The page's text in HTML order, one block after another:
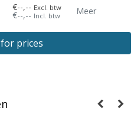
€--,-- Excl. btw
€--,-- Incl. btw Meer
prices